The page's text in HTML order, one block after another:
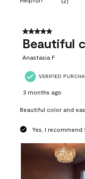
5 out of 5 stars.
Beautiful
Anastasia F
VERIFIED
3 months ago
Beautiful color and
Yes, I